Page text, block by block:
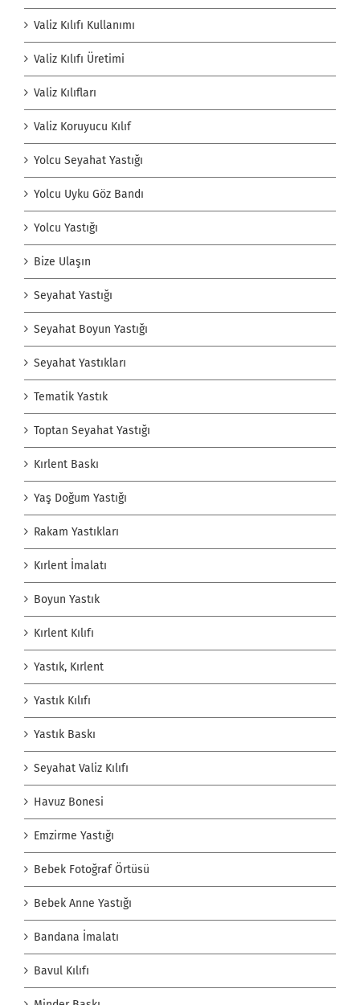
Valiz Kılıfı Kullanımı
Valiz Kılıfı Üretimi
Valiz Kılıfları
Valiz Koruyucu Kılıf
Yolcu Seyahat Yastığı
Yolcu Uyku Göz Bandı
Yolcu Yastığı
Bize Ulaşın
Seyahat Yastığı
Seyahat Boyun Yastığı
Seyahat Yastıkları
Tematik Yastık
Toptan Seyahat Yastığı
Kırlent Baskı
Yaş Doğum Yastığı
Rakam Yastıkları
Kırlent İmalatı
Boyun Yastık
Kırlent Kılıfı
Yastık, Kırlent
Yastık Kılıfı
Yastık Baskı
Seyahat Valiz Kılıfı
Havuz Bonesi
Emzirme Yastığı
Bebek Fotoğraf Örtüsü
Bebek Anne Yastığı
Bandana İmalatı
Bavul Kılıfı